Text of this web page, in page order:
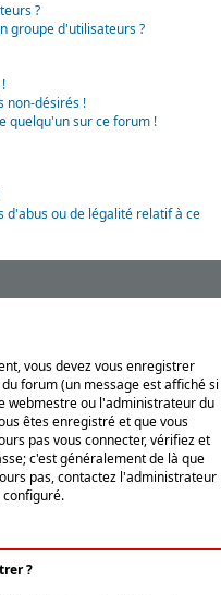
?
groupe d'utilisateurs ?
non-désirés !
quelqu'un sur ce forum !
d'abus ou de légalité relatif à ce
vous devez vous enregistrer
forum (un message est affiché si
webmestre ou l'administrateur du
êtes enregistré et que vous
pas vous connecter, vérifiez et
c'est généralement de là que
pas, contactez l'administrateur
?